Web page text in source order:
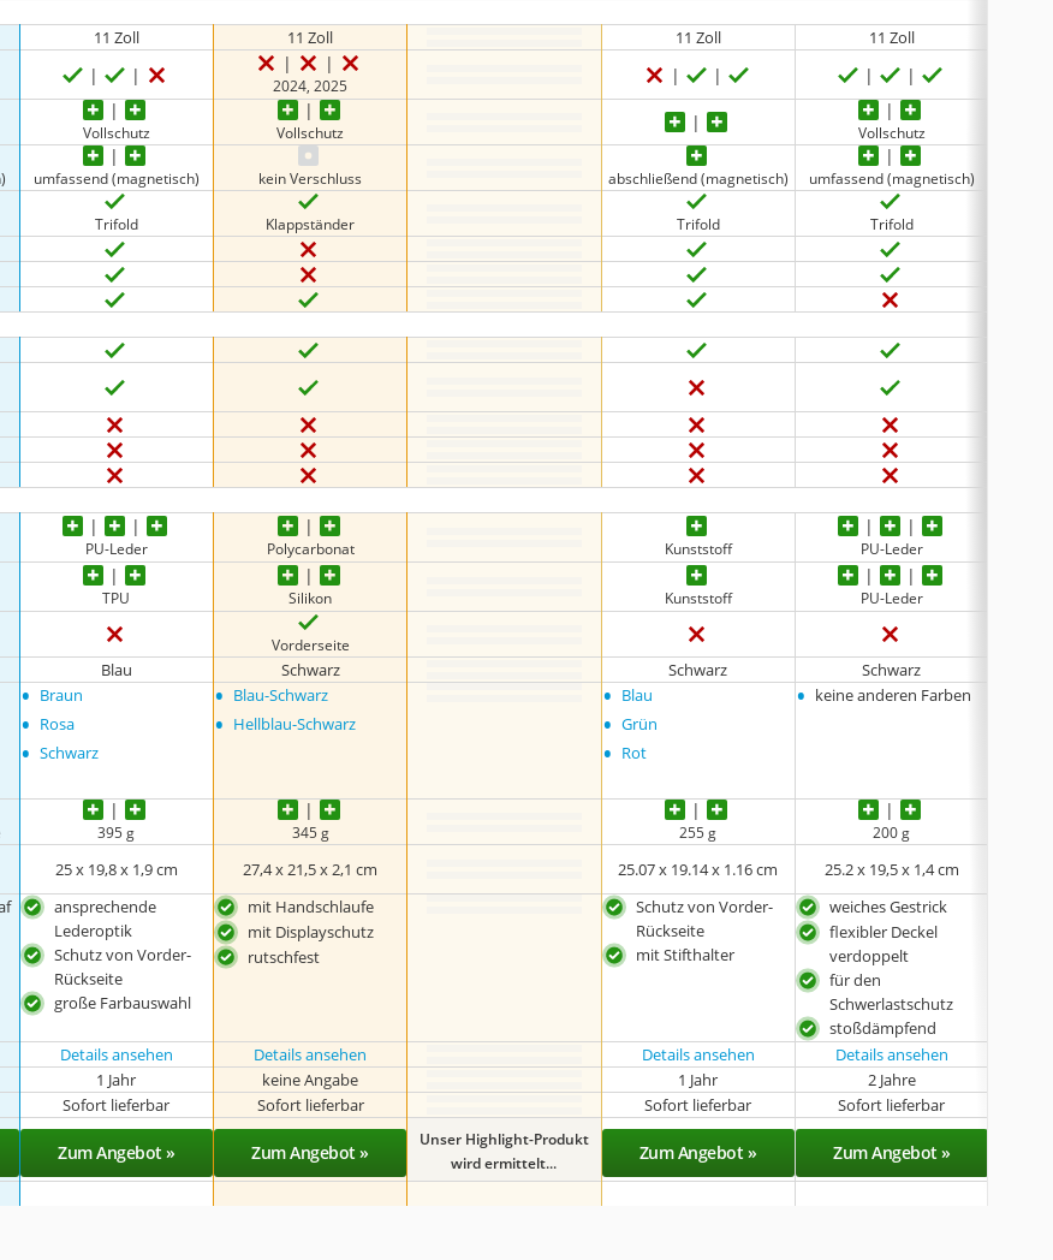
11 Zoll 11 Zoll 11 Zoll
11 Zoll
2024, 2025
Vollschutz Vollschutz Vollschutz
umfassend (magnetisch) kein Verschluss abschließend (magnetisch) umfassend (magnetisch)
Trifold Klappständer Trifold Trifold
PU-Leder Polycarbonat Kunststoff PU-Leder
TPU Silikon Kunststoff PU-Leder
Vorderseite
Blau Schwarz Schwarz Schwarz
• Braun
• Rosa
• Schwarz
• Blau-Schwarz
• Hellblau-Schwarz
• Blau
• Grün
• Rot
• keine anderen Farben
395 g 345 g 255 g 200 g
25 x 19,8 x 1,9 cm 27,4 x 21,5 x 2,1 cm 25.07 x 19.14 x 1.16 cm 25.2 x 19,5 x 1,4 cm
ansprechende
Lederoptik
Schutz von Vorder-
Rückseite
große Farbauswahl
mit Handschlaufe
mit Displayschutz
rutschfest
Schutz von Vorder-
Rückseite
mit Stifthalter
weiches Gestrick
flexibler Deckel
verdoppelt
für den
Schwerlastschutz
stoßdämpfend
Details ansehen Details ansehen Details ansehen Details ansehen
1 Jahr keine Angabe 1 Jahr 2 Jahre
Sofort lieferbar Sofort lieferbar Sofort lieferbar Sofort lieferbar
Zum Angebot » Zum Angebot »
Unser Highlight-Produkt
wird ermittelt...
Zum Angebot » Zum Angebot »